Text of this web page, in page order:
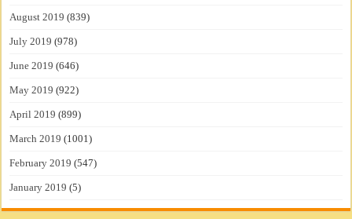
August 2019 (839)
July 2019 (978)
June 2019 (646)
May 2019 (922)
April 2019 (899)
March 2019 (1001)
February 2019 (547)
January 2019 (5)